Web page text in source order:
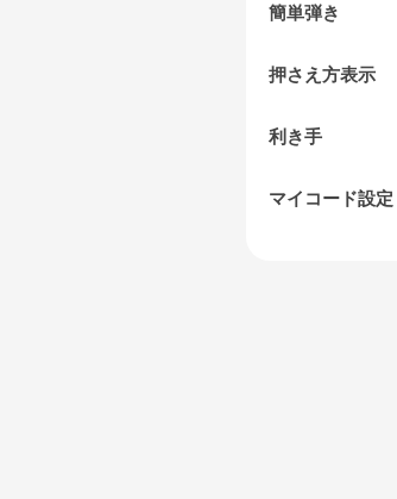
簡単弾き
押さえ方表示
利き手
マイコード設定